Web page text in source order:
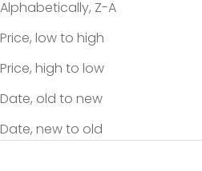
Alphabetically, Z-A
Price, low to high
Price, high to low
Date, old to new
Date, new to old